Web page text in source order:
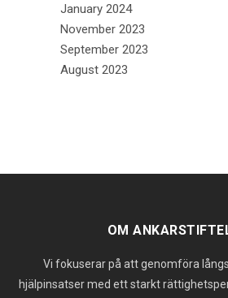
January 2024
November 2023
September 2023
August 2023
OM
Vi fokuserar på att genomföra
hjälpinsatser med ett starkt